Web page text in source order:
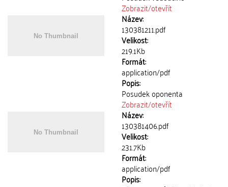
Zobrazit/otevřít
Název:
130381211.pdf
Velikost:
219.1Kb
Formát:
application/pdf
Popis:
Posudek oponenta
Zobrazit/otevřít
Název:
130381406.pdf
Velikost:
231.7Kb
Formát:
application/pdf
Popis: